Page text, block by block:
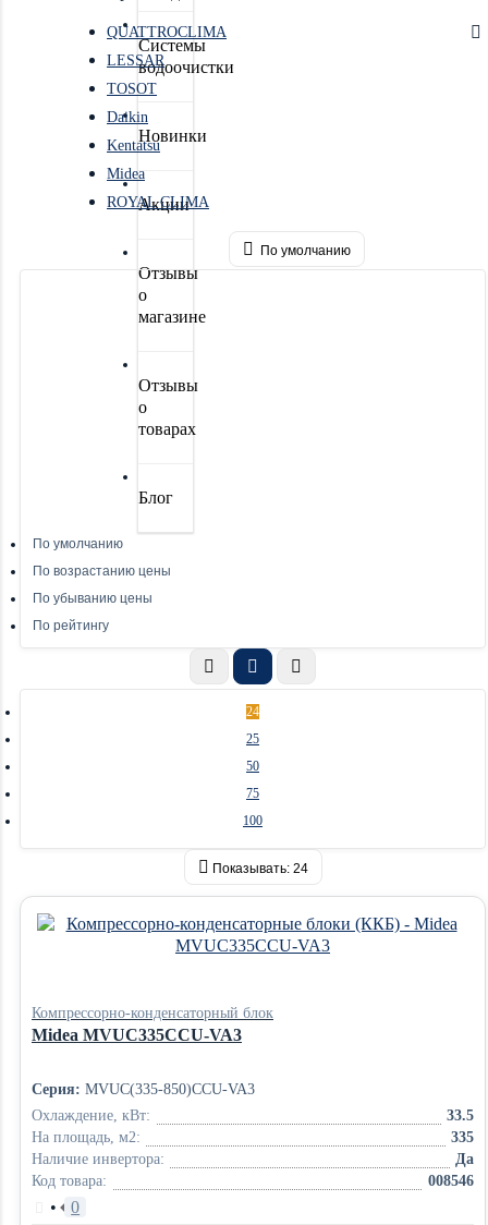
Системы
водоочистки
Новинки
Акции
Отзывы
о
магазине
Отзывы
о
товарах
Блог
QUATTROCLIMA
LESSAR
TOSOT
Daikin
Kentatsu
Midea
ROYAL CLIMA
По умолчанию
По умолчанию
По возрастанию цены
По убыванию цены
По рейтингу
24
25
50
75
100
Показывать: 24
Компрессорно-конденсаторный блок
Midea MVUC335CCU-VA3
Серия: MVUC(335-850)CCU-VA3
Охлаждение, кВт:
33.5
На площадь, м2:
335
Наличие инвертора:
Да
Код товара:
008546
• 0